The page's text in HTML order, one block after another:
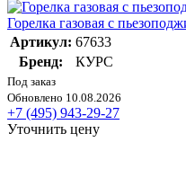
Горелка газовая с
Артикул: 67633
Бренд:
КУРС
Под заказ
Обновлено 10.08.2026
+7 (495) 943-29-27
Уточнить цену